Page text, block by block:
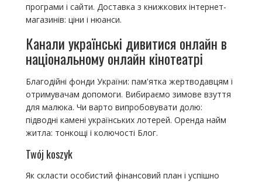
програми і сайти. Доставка з книжкових інтернет-
магазинів: ціни і нюанси.
Канали українські дивитися онлайн в
національному онлайн кінотеатрі
Благодійні фонди України: пам'ятка жертводавцям і
отримувачам допомоги. Вибираємо зимове взуття
для малюка. Чи варто випробовувати долю:
підводні камені українських лотерей. Оренда найм
житла: тонкощі і колючості Блог.
Twój koszyk
Як скласти особистий фінансовий план і успішно